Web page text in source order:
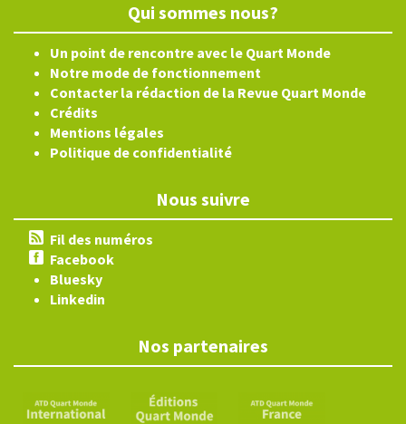
Qui sommes nous?
Un point de rencontre avec le Quart Monde
Notre mode de fonctionnement
Contacter la rédaction de la Revue Quart Monde
Crédits
Mentions légales
Politique de confidentialité
Nous suivre
Fil des numéros
Facebook
Bluesky
Linkedin
Nos partenaires